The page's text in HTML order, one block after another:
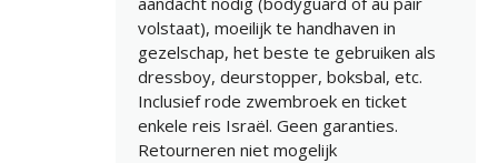
volstaat), moeilijk te handhaven in
gezelschap, het beste te gebruiken als
dressboy, deurstopper, boksbal, etc.
Inclusief rode zwembroek en ticket
enkele reis Israël. Geen garanties.
Retourneren niet mogelijk